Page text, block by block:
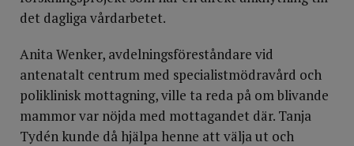
det dagliga vårdarbetet.
Anita Wenker, avdelningsföreståndare vid
antenatalt centrum med specialistmödravård och
poliklinisk mottagning, ville ta reda på om blivande
mammor var nöjda med mottagandet där. Tanja
Tydén kunde då hjälpa henne att välja ut och